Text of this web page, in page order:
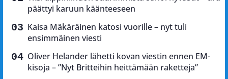
päättyi karuun käänteeseen
Kaisa Mäkäräinen katosi vuorille – nyt tuli
ensimmäinen viesti
Oliver Helander lähetti kovan viestin ennen EM-
kisoja – ”Nyt Britteihin heittämään raketteja”